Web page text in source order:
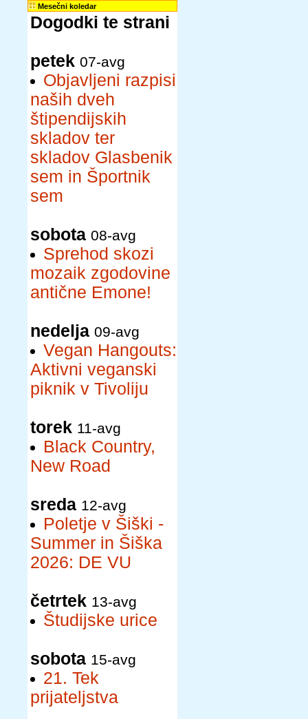
Mesečni koledar
Dogodki te strani
petek 07-avg
Objavljeni razpisi
naših dveh
štipendijskih
skladov ter
skladov Glasbenik
sem in Športnik
sem
sobota 08-avg
Sprehod skozi
mozaik zgodovine
antične Emone!
nedelja 09-avg
Vegan Hangouts:
Aktivni veganski
piknik v Tivoliju
torek 11-avg
Black Country,
New Road
sreda 12-avg
Poletje v Šiški -
Summer in Šiška
2026: DE VU
četrtek 13-avg
Študijske urice
sobota 15-avg
21. Tek
prijateljstva